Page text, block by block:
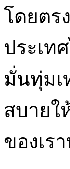
โดยตร
ประเท
มั่นทุ่มเ
สบาย
ของเร